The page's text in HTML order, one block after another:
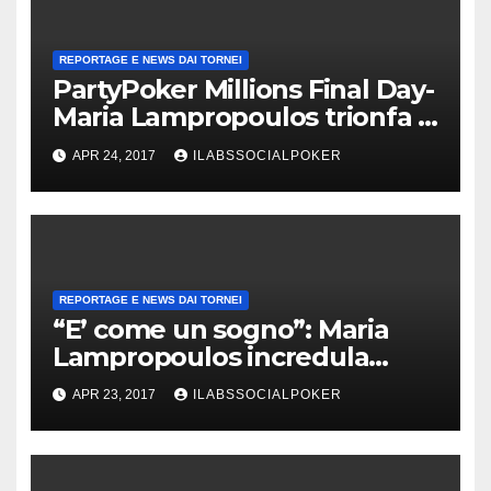
REPORTAGE E NEWS DAI TORNEI
PartyPoker Millions Final Day-
Maria Lampropoulos trionfa a
Nottingham senza alcun deal!
APR 24, 2017 ILABSSOCIALPOKER
REPORTAGE E NEWS DAI TORNEI
“E’ come un sogno”: Maria
Lampropoulos incredula
dopo la vittoria al PartyPoker
Millions!
APR 23, 2017 ILABSSOCIALPOKER